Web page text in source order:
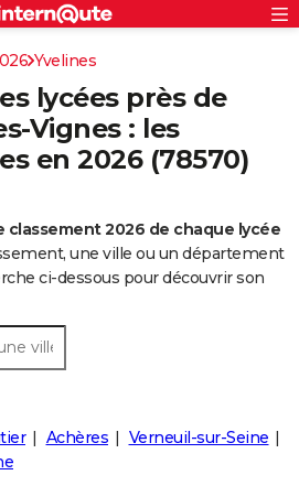
S'inscrire
Connexion
Yvelines
lycées près de
Vignes : les
en 2026 (78570)
classement 2026 de chaque lycée
une ville ou un département
ci-dessous pour découvrir son
Achères
Verneuil-sur-Seine